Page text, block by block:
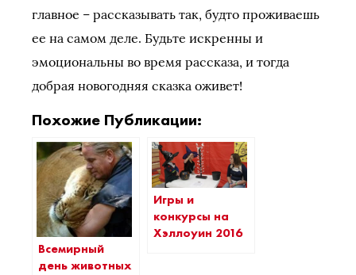
главное – рассказывать так, будто проживаешь
ее на самом деле. Будьте искренны и
эмоциональны во время рассказа, и тогда
добрая новогодняя сказка оживет!
Похожие Публикации:
Всемирный
день животных
Игры и
конкурсы на
Хэллоуин 2016